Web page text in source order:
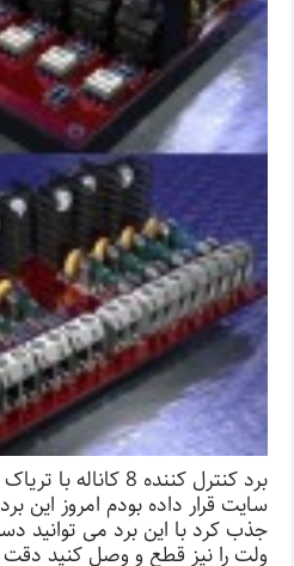
برد کنترل کننده 8
سایت قرار داده بودم امروز این
ولت را نیز قطع و وصل کنید دقت